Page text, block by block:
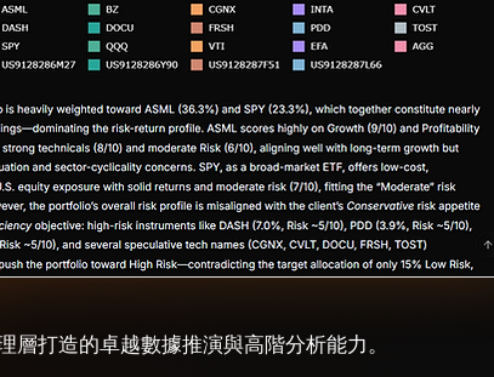
層打造的卓越數據推演與高階分析能力。